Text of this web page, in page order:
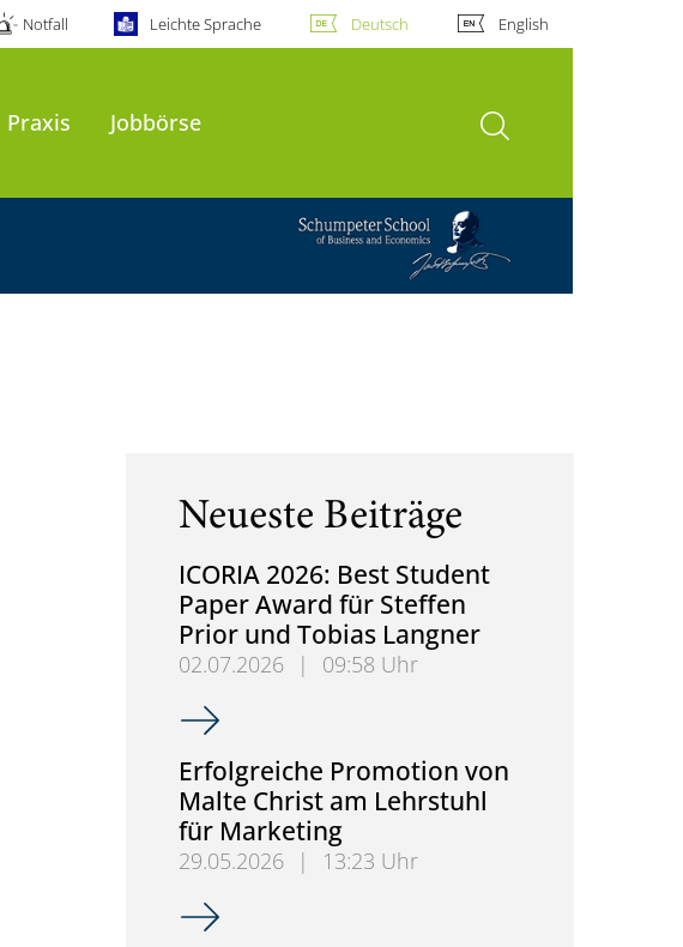
Notfall Leichte Sprache Deutsch English
Praxis Jobbörse Suche öffnen
Neueste Beiträge
ICORIA 2026: Best Student
Paper Award für Steffen
Prior und Tobias Langner
02.07.2026 |
09:58 Uhr
ICORIA 2026: Best Student Paper Award für
Erfolgreiche Promotion von
Malte Christ am Lehrstuhl
für Marketing
29.05.2026 |
13:23 Uhr
Erfolgreiche Promotion von Malte Christ am